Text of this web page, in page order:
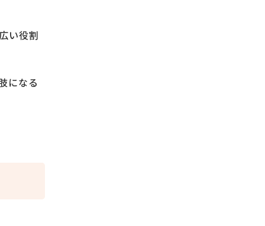
い役割
になる